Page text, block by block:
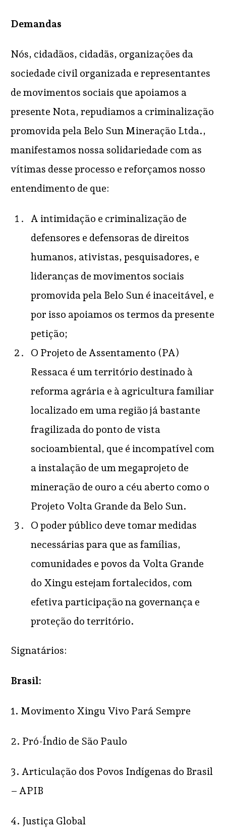
Demandas
Nós, cidadãos, cidadãs, organizações da
sociedade civil organizada e representantes
de movimentos sociais que apoiamos a
presente Nota, repudiamos a criminalização
promovida pela Belo Sun Mineração Ltda.,
manifestamos nossa solidariedade com as
vítimas desse processo e reforçamos nosso
entendimento de que:
A intimidação e criminalização de
defensores e defensoras de direitos
humanos, ativistas, pesquisadores, e
lideranças de movimentos sociais
promovida pela Belo Sun é inaceitável, e
por isso apoiamos os termos da presente
petição;
O Projeto de Assentamento (PA)
Ressaca é um território destinado à
reforma agrária e à agricultura familiar
localizado em uma região já bastante
fragilizada do ponto de vista
socioambiental, que é incompatível com
a instalação de um megaprojeto de
mineração de ouro a céu aberto como o
Projeto Volta Grande da Belo Sun.
O poder público deve tomar medidas
necessárias para que as famílias,
comunidades e povos da Volta Grande
do Xingu estejam fortalecidos, com
efetiva participação na governança e
proteção do território.
Signatários:
Brasil:
1. Movimento Xingu Vivo Pará Sempre
2. Pró-Índio de São Paulo
3. Articulação dos Povos Indígenas do Brasil
– APIB
4. Justiça Global